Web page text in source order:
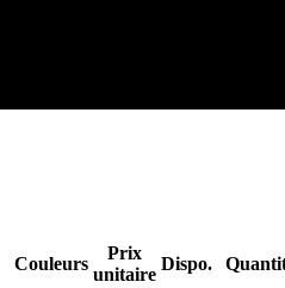
Couleurs
Prix
unitaire
Dispo.